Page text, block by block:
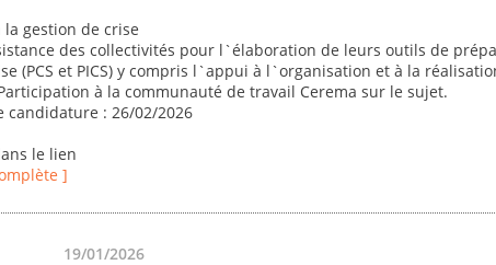
la gestion de crise
des collectivités pour l`élaboration de leurs outils de
(PCS et PICS) y compris l`appui à l`organisation et à la
à la communauté de travail Cerema sur le sujet.
candidature : 26/02/2026
le lien
]
19/01/2026